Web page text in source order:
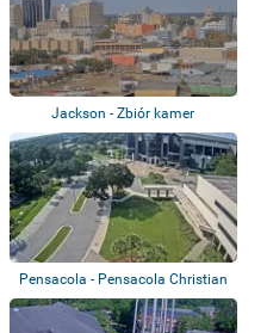
Jackson - Zbiór kamer
Pensacola - Pensacola Christian
College